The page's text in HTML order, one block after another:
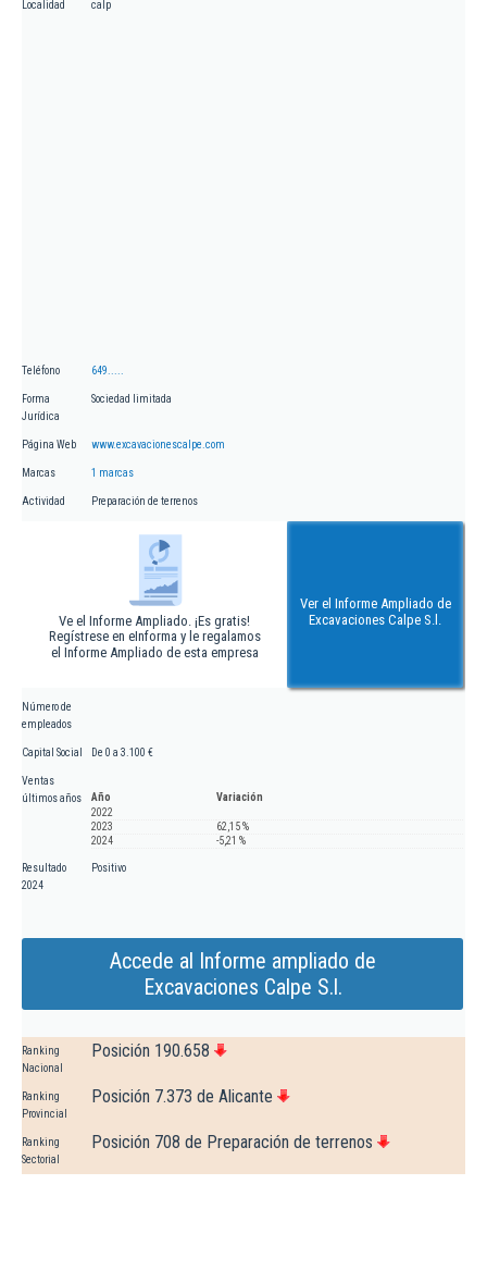
Localidad calp
Teléfono 649.....
Forma
Jurídica
Sociedad limitada
Página Web www.excavacionescalpe.com
Marcas 1 marcas
Actividad Preparación de terrenos
Ve el Informe Ampliado. ¡Es gratis!
Regístrese en eInforma y le regalamos
el Informe Ampliado de esta empresa
Ver el Informe Ampliado de
Excavaciones Calpe S.l.
Número de
empleados
Capital Social De 0 a 3.100 €
Ventas
últimos años
Año
Variación
2022
2023
62,15 %
2024
-5,21 %
Resultado
2024
Positivo
Accede al Informe ampliado de
Excavaciones Calpe S.l.
Ranking
Nacional
Posición 190.658
Ranking
Provincial
Posición 7.373 de Alicante
Ranking
Sectorial
Posición 708 de Preparación de terrenos